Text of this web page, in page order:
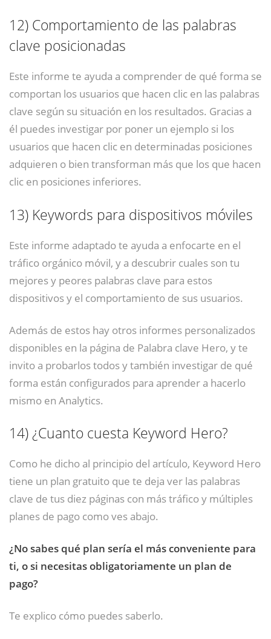
12) Comportamiento de las palabras
clave posicionadas
Este informe te ayuda a comprender de qué forma se
comportan los usuarios que hacen clic en las palabras
clave según su situación en los resultados. Gracias a
él puedes investigar por poner un ejemplo si los
usuarios que hacen clic en determinadas posiciones
adquieren o bien transforman más que los que hacen
clic en posiciones inferiores.
13) Keywords para dispositivos móviles
Este informe adaptado te ayuda a enfocarte en el
tráfico orgánico móvil, y a descubrir cuales son tu
mejores y peores palabras clave para estos
dispositivos y el comportamiento de sus usuarios.
Además de estos hay otros informes personalizados
disponibles en la página de Palabra clave Hero, y te
invito a probarlos todos y también investigar de qué
forma están configurados para aprender a hacerlo
mismo en Analytics.
14)¿Cuanto cuesta Keyword Hero?
Como he dicho al principio del artículo, Keyword Hero
tiene un plan gratuito que te deja ver las palabras
clave de tus diez páginas con más tráfico y múltiples
planes de pago como ves abajo.
¿No sabes qué plan sería el más conveniente para
ti, o si necesitas obligatoriamente un plan de
pago?
Te explico cómo puedes saberlo.